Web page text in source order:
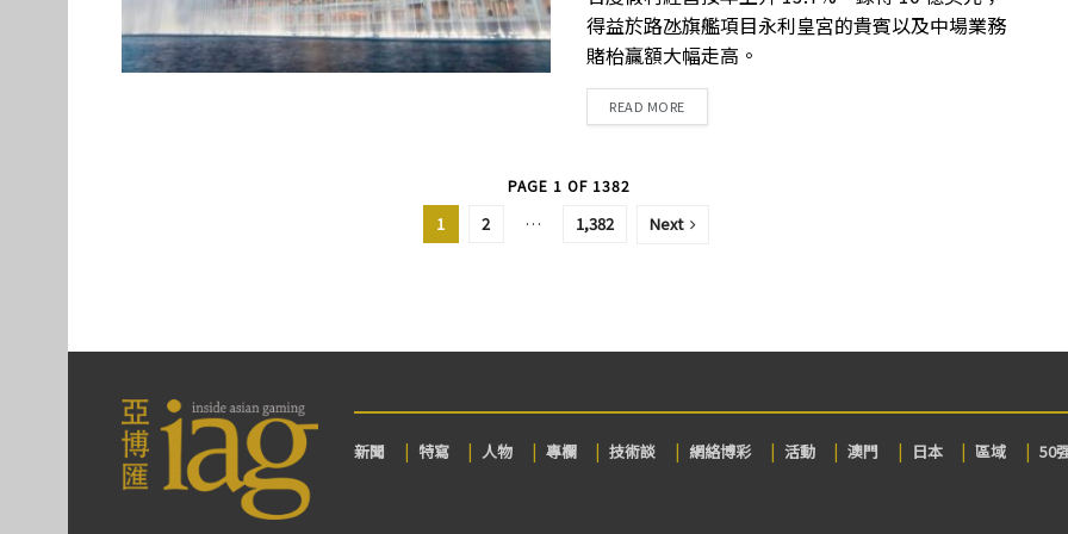
得益於路氹旗艦項目永利皇宮的貴賓以及中場業務
賭枱贏額大幅走高。
READ MOREDETAILS
PAGE 1 OF 1382
1 2 … 1,382 Next
新聞 特寫 人物 專欄 技術談 網絡博彩 活動 澳門 日本 區域 50